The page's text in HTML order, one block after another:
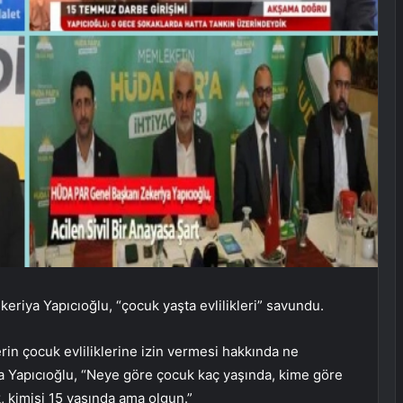
Yapıcıoğlu, “çocuk yaşta evlilikleri” savundu.
çocuk evliliklerine izin vermesi hakkında ne
“Neye göre çocuk kaç yaşında, kime göre
15 yaşında ama olgun.”